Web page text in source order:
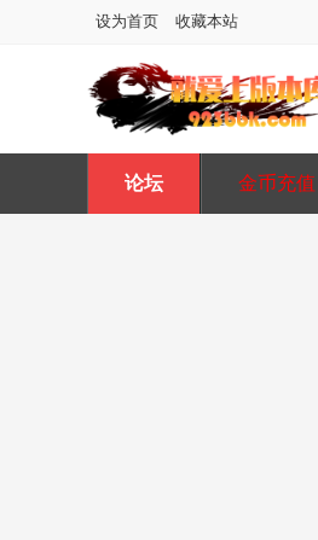
设为首页 收藏本站
论坛 金币充值